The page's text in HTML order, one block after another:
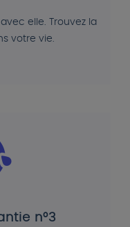
elle. Trouvez la
votre vie.
n°3